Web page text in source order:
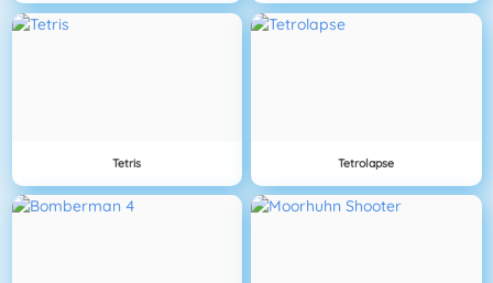
Tetris Tetrolapse